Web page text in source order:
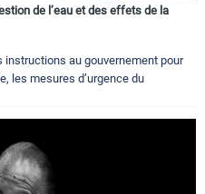
de l’eau et des effets de la
instructions au gouvernement pour
les mesures d’urgence du